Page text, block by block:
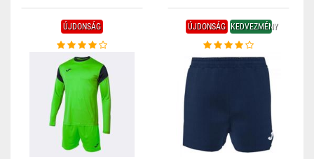
ÚJDONSÁG ÚJDONSÁG KEDVEZMÉNY